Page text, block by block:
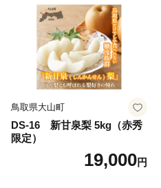
鳥取県大山町
DS-16 新甘泉梨 5kg（赤秀
限定）
19,000円